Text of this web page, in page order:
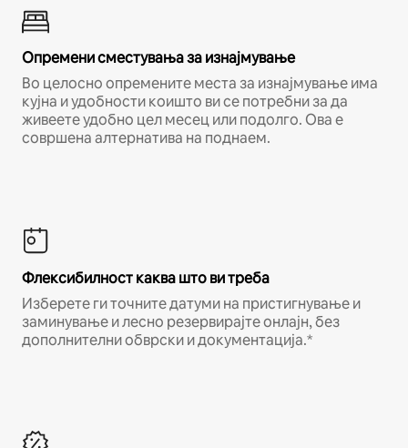
Опремени сместувања за изнајмување
Во целосно опремените места за изнајмување има
кујна и удобности коишто ви се потребни за да
живеете удобно цел месец или подолго. Ова е
совршена алтернатива на поднаем.
Флексибилност каква што ви треба
Изберете ги точните датуми на пристигнување и
заминување и лесно резервирајте онлајн, без
дополнителни обврски и документација.*